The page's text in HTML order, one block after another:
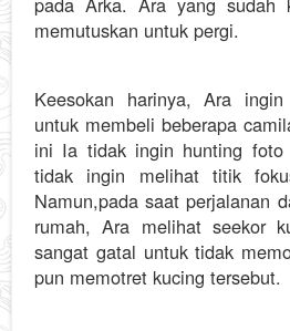
memutuskan untuk pergi.
Keesokan harinya, Ara
untuk membeli beberapa
ini Ia tidak ingin hunting
tidak ingin melihat titik
Namun,pada saat perjalanan
rumah, Ara melihat seekor
sangat gatal untuk tidak
pun memotret kucing tersebut.